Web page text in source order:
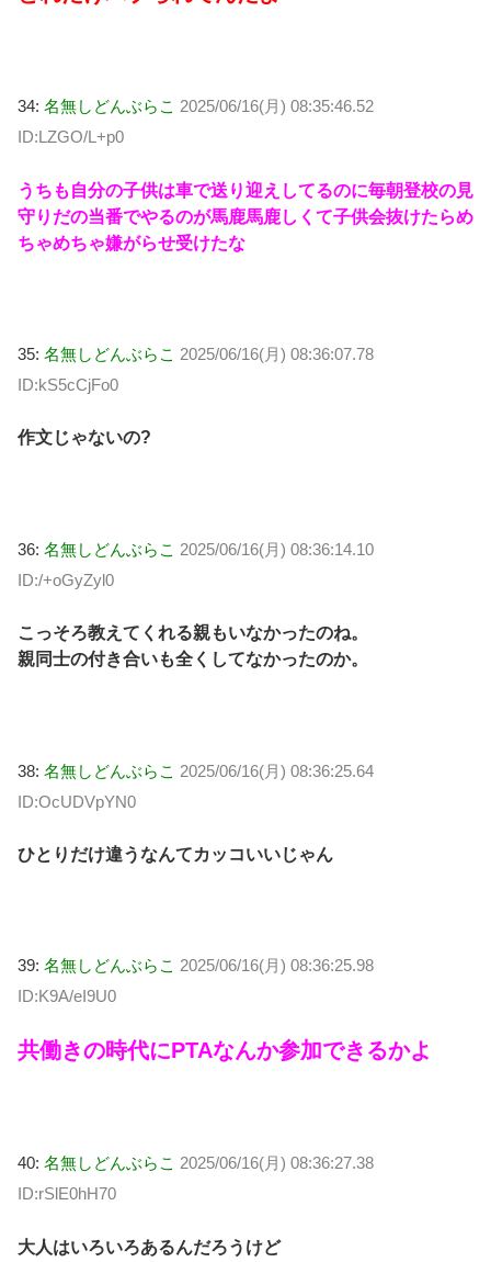
34: 名無しどんぶらこ 2025/06/16(月) 08:35:46.52
ID:LZGO/L+p0
うちも自分の子供は車で送り迎えしてるのに毎朝登校の見
守りだの当番でやるのが馬鹿馬鹿しくて子供会抜けたらめ
ちゃめちゃ嫌がらせ受けたな
35: 名無しどんぶらこ 2025/06/16(月) 08:36:07.78
ID:kS5cCjFo0
作文じゃないの?
36: 名無しどんぶらこ 2025/06/16(月) 08:36:14.10
ID:/+oGyZyl0
こっそろ教えてくれる親もいなかったのね。
親同士の付き合いも全くしてなかったのか。
38: 名無しどんぶらこ 2025/06/16(月) 08:36:25.64
ID:OcUDVpYN0
ひとりだけ違うなんてカッコいいじゃん
39: 名無しどんぶらこ 2025/06/16(月) 08:36:25.98
ID:K9A/eI9U0
共働きの時代にPTAなんか参加できるかよ
40: 名無しどんぶらこ 2025/06/16(月) 08:36:27.38
ID:rSlE0hH70
大人はいろいろあるんだろうけど